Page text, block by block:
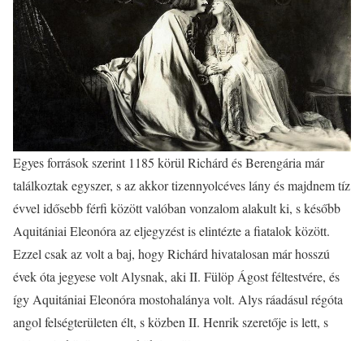
Egyes források szerint 1185 körül Richárd és Berengária már
találkoztak egyszer, s az akkor tizennyolcéves lány és majdnem tíz
évvel idősebb férfi között valóban vonzalom alakult ki, s később
Aquitániai Eleonóra az eljegyzést is elintézte a fiatalok között.
Ezzel csak az volt a baj, hogy Richárd hivatalosan már hosszú
évek óta jegyese volt Alysnak, aki II. Fülöp Ágost féltestvére, és
így Aquitániai Eleonóra mostohalánya volt. Alys ráadásul régóta
angol felségterületen élt, s közben II. Henrik szeretője is lett, s